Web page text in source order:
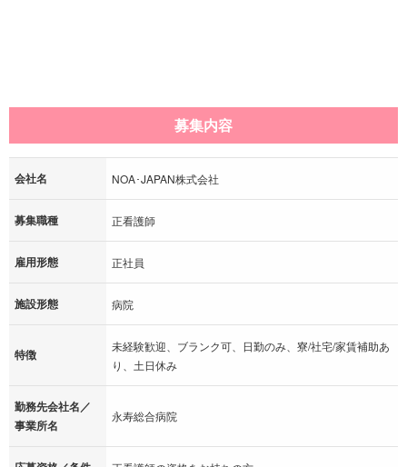
募集内容
会社名 NOA･JAPAN株式会社
募集職種 正看護師
雇用形態 正社員
施設形態 病院
特徴
未経験歓迎、ブランク可、日勤のみ、寮/社宅/家賃補助あ
り、土日休み
勤務先会社名／
事業所名
永寿総合病院